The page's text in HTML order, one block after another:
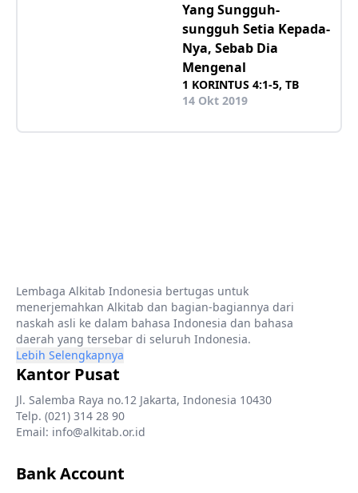
Yang Sungguh-
sungguh Setia Kepada-
Nya, Sebab Dia
Mengenal
1 KORINTUS 4:1-5, TB
14 Okt 2019
Lembaga Alkitab Indonesia bertugas untuk
menerjemahkan Alkitab dan bagian-bagiannya dari
naskah asli ke dalam bahasa Indonesia dan bahasa
daerah yang tersebar di seluruh Indonesia.
Lebih Selengkapnya
Kantor Pusat
Jl. Salemba Raya no.12 Jakarta, Indonesia 10430
Telp. (021) 314 28 90
Email: info@alkitab.or.id
Bank Account